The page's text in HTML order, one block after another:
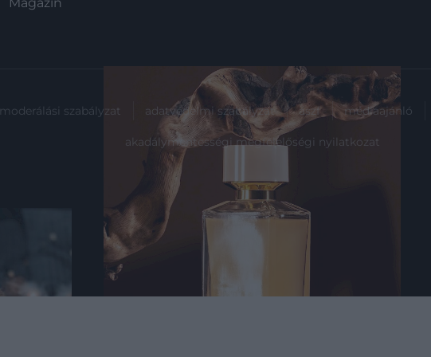
moderálási szabályzat adatvédelmi szabályzat ászf médiaajánló
akadálymentességi megfelelőségi nyilatkozat